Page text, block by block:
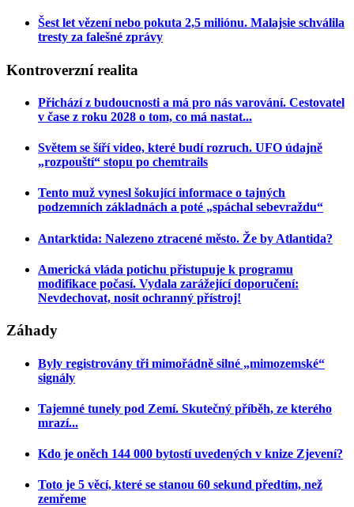
Šest let vězení nebo pokuta 2,5 miliónu. Malajsie schválila
tresty za falešné zprávy
Kontroverznírealita
Přichází z budoucnosti a má pro nás varování. Cestovatel
v čase z roku 2028 o tom, co má nastat...
Světem se šíří video, které budí rozruch. UFO údajně
„rozpouští“ stopu po chemtrails
Tento muž vynesl šokující informace o tajných
podzemních základnách a poté „spáchal sebevraždu“
Antarktida: Nalezeno ztracené město. Že by Atlantida?
Americká vláda potichu přistupuje k programu
modifikace počasí. Vydala zarážející doporučení:
Nevdechovat, nosit ochranný přístroj!
Záhady
Byly registrovány tři mimořádně silné „mimozemské“
signály
Tajemné tunely pod Zemí. Skutečný příběh, ze kterého
mrazí...
Kdo je oněch 144 000 bytostí uvedených v knize Zjevení?
Toto je 5 věcí, které se stanou 60 sekund předtím, než
zemřeme